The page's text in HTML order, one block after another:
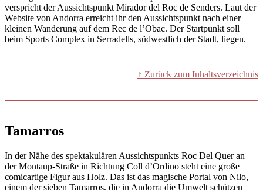
verspricht der Aussichtspunkt Mirador del Roc de Senders. Laut der
Website von Andorra erreicht ihr den Aussichtspunkt nach einer
kleinen Wanderung auf dem Rec de l’Obac. Der Startpunkt soll
beim Sports Complex in Serradells, südwestlich der Stadt, liegen.
↑ Zurück zum Inhaltsverzeichnis
Tamarros
In der Nähe des spektakulären Aussichtspunkts Roc Del Quer an
der Montaup-Straße in Richtung Coll d’Ordino steht eine große
comicartige Figur aus Holz. Das ist das magische Portal von Nilo,
einem der sieben Tamarros, die in Andorra die Umwelt schützen